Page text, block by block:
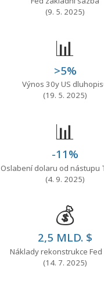
(9. 5. 2025)
📊
>5%
Výnos 30y US
(19. 5. 2025)
📊
-11%
Oslabení dolaru od nástupu
(4. 9. 2025)
💰
2,5 MLD. $
Náklady rekonstrukce Fed
(14. 7. 2025)